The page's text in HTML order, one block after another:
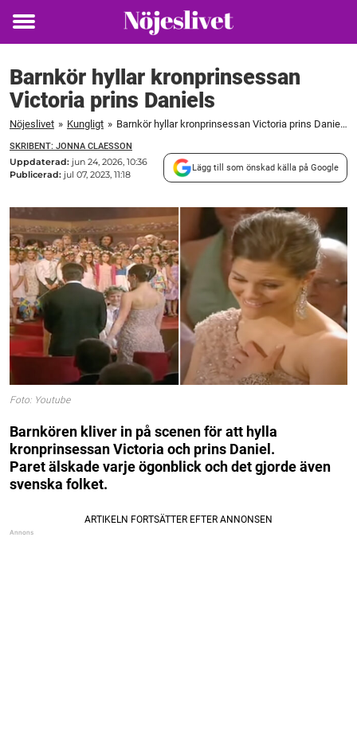
Toggle
Barnkör hyllar kronprinsessan
Victoria prins Daniels
Nöjeslivet » Kungligt » Barnkör hyllar kronprinsessan Victoria prins Daniels
SKRIBENT: JONNA CLAESSON
Uppdaterad: jun 24, 2026, 10:36
Publicerad: jul 07, 2023, 11:18
Lägg till som önskad källa på Google
Foto: Youtube
Barnkören kliver in på scenen för att hylla
kronprinsessan Victoria och prins Daniel.
Paret älskade varje ögonblick och det gjorde även
svenska folket.